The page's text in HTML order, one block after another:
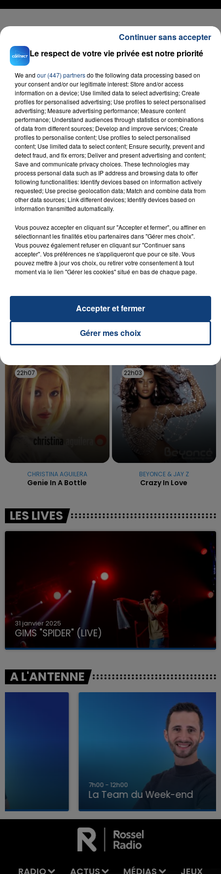
DU WEEK-END
FIL D'ACTU
23 juillet 2026
INCENDIE MORTEL À LENS : UNE FEMME ET
SON BÉBÉ ENTRE LA VIE ET LA...
Un homme s'est immolé par le feu après avoir
aspergé sa compagne et leur bébé de trois mois
d'un liquide inflammable.
20 juillet 2026
OPÉRER DE LA CHEVILLE RESSORT DE LA...
La famille a porté plainte contre la clinique qui a
reconnu sa responsabilité et présenté ses
TITRES DIFFUSÉS
22h07
22h07
CHRISTINA AGUILERA
Genie In A Bottle
22h03
22h03
BEYONCE & JAY Z
Crazy In Love
LES LIVES
31 janvier 2025
GIMS "SPIDER" (LIVE)
A L'ANTENNE
La Team du Week-end
RADIO ACTUS MÉDIAS JEUX
Le respect de votre vie privée est notre priorité
We and our (447) partnersdo the following data processing based on
your consent and/or our legitimate interest: Store and/or access
information on a device; Use limited data to select advertising; Create
profiles for personalised advertising; Use profiles to select personalised
advertising; Measure advertising performance; Measure content
performance; Understand audiences through statistics or combinations
of data from different sources; Develop and improve services; Create
profiles to personalise content; Use profiles to select personalised
content; Use limited data to select content; Ensure security, prevent and
detect fraud, and fix errors; Deliver and present advertising and content;
Save and communicate privacy choices. These technologies may
process personal data such as IP address and browsing data to offer
following functionalities: Identify devices based on information actively
requested; Use precise geolocation data; Match and combine data from
other data sources; Link different devices; Identify devices based on
information transmitted automatically.
Vous pouvez accepter en cliquant sur "Accepter et fermer", ou affiner en
sélectionnant les finalités et/ou partenaires dans "Gérer mes choix".
Vous pouvez également refuser en cliquant sur "Continuer sans
accepter". Vos préférences ne s'appliqueront que pour ce site. Vous
pouvez mettre à jour vos choix, ou retirer votre consentement à tout
moment via le lien "Gérer les cookies" situé en bas de chaque page.
Gérer mes choix
Accepter et fermer
Continuer sans accepter